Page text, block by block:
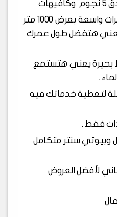
بعرض 1000 متر
يعني هتفضل طول عمرك
بحيرة يعني هتستمع
.
لتغطية خدماتك فيه
فقط .
وبيوتي سنتر متكامل
لأفضل العروض